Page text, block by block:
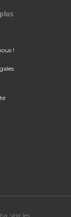
!
Voir les